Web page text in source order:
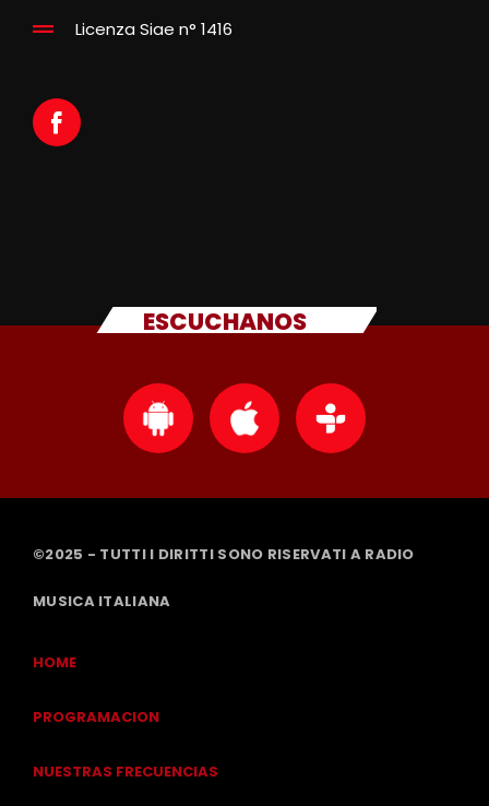
Licenza Siae n° 1416
ESCUCHANOS
©2025 - TUTTI I DIRITTI SONO RISERVATI A RADIO
MUSICA ITALIANA
HOME
PROGRAMACION
NUESTRAS FRECUENCIAS